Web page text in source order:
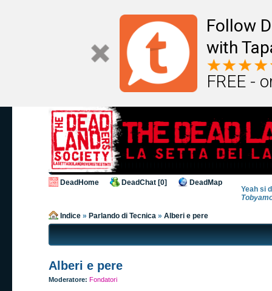
Follow
with
FREE -
DeadHome DeadChat [0] DeadMap
Yeah si
Indice » Parlando di Tecnica » Alberi e pere
Alberi e pere
Moderatore: Fondatori